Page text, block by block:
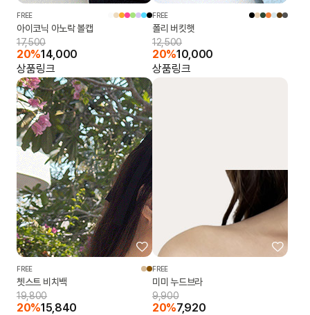
FREE
아이코닉 아노락 볼캡
17,500
20%14,000
상품링크
FREE
폴리 버킷햇
12,500
20%10,000
상품링크
FREE
쳇스트 비치백
19,800
20%15,840
FREE
미미 누드브라
9,900
20%7,920